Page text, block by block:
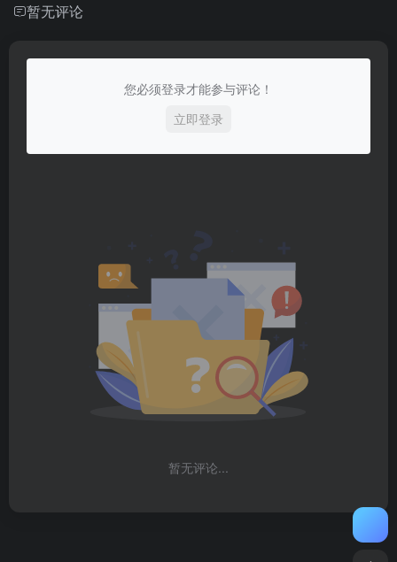
暂无评论
您必须登录才能参与评论！
立即登录
暂无评论...